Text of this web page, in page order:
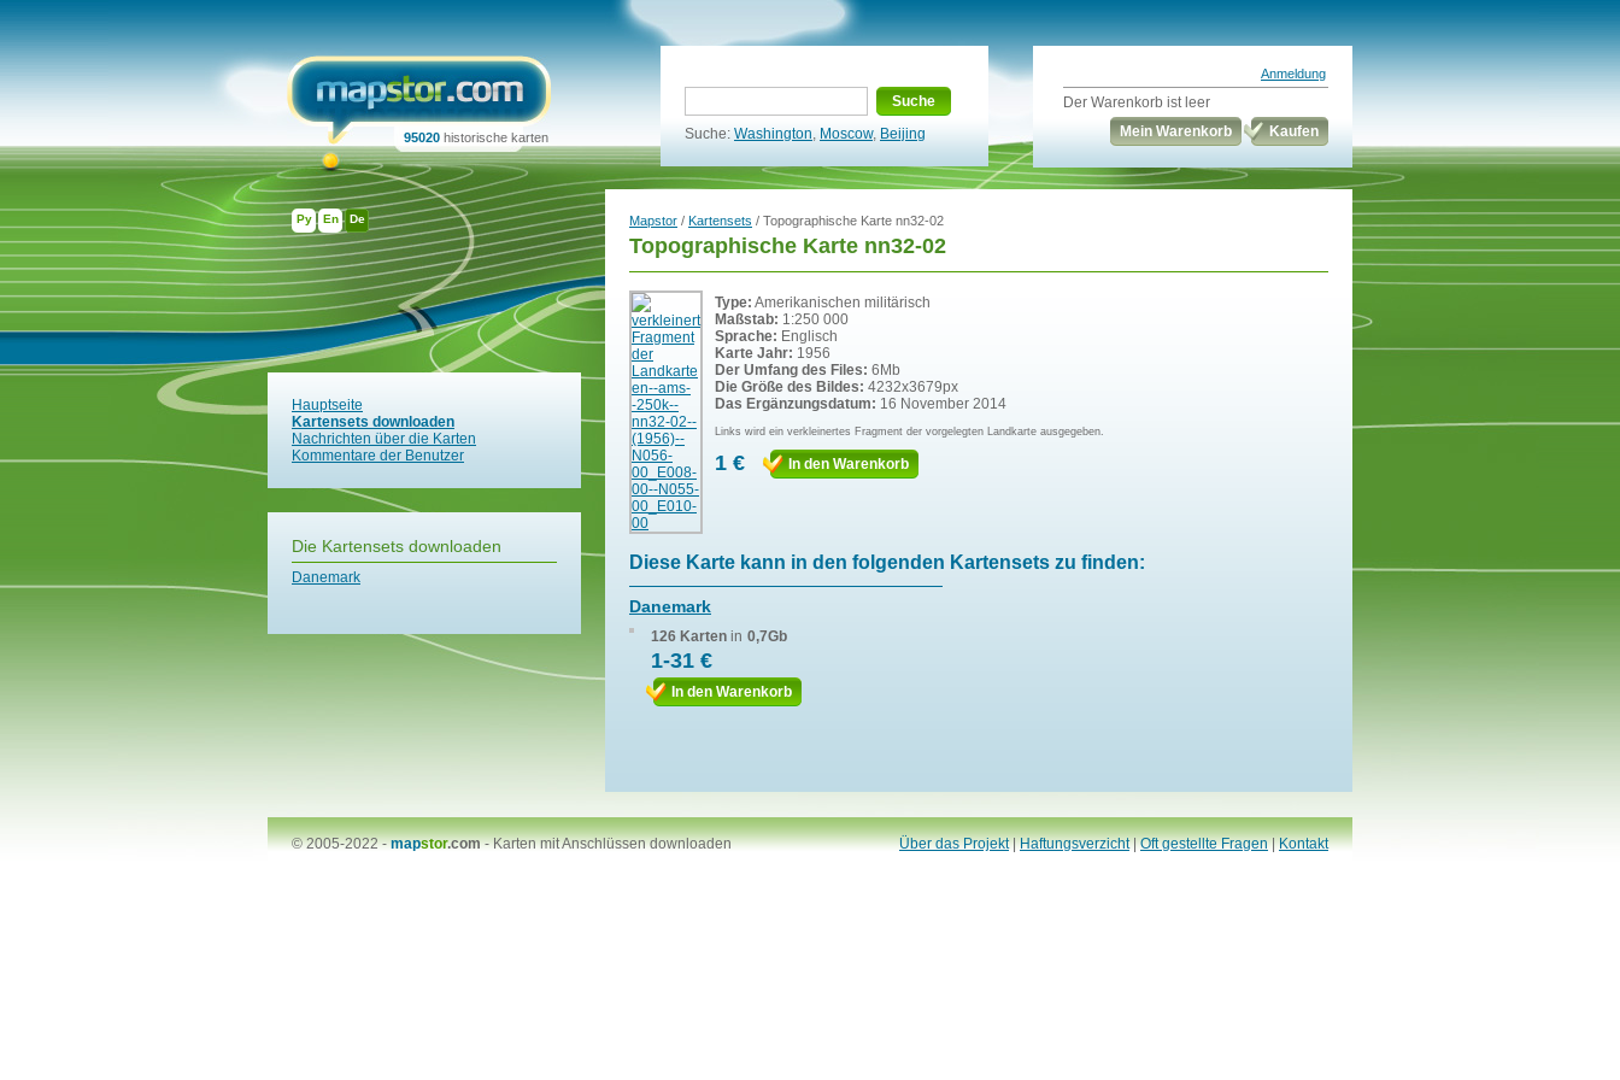
Ру En De
95020 historische karten
Suche
Suche: Washington, Moscow, Beijing
Anmeldung
Der Warenkorb ist leer
Mein Warenkorb
Kaufen
Hauptseite
Kartensets downloaden
Nachrichten über die Karten
Kommentare der Benutzer
Die Kartensets downloaden
Danemark
Mapstor / Kartensets / Topographische Karte nn32-02
Topographische Karte nn32-02
Type: Amerikanischen militärisch
Maßstab: 1:250 000
Sprache: Englisch
Karte Jahr: 1956
Der Umfang des Files: 6Mb
Die Größe des Bildes: 4232x3679px
Das Ergänzungsdatum: 16 November 2014
Links wird ein verkleinertes Fragment der vorgelegten Landkarte ausgegeben.
1 € In den Warenkorb
Diese Karte kann in den folgenden Kartensets zu finden:
Danemark
126 Karten in 0,7Gb
1-31 €
In den Warenkorb
© 2005-2022 -mapstor.com-Karten mit Anschlüssen downloaden Über das Projekt|Haftungsverzicht|Oft gestellte Fragen|Kontakt